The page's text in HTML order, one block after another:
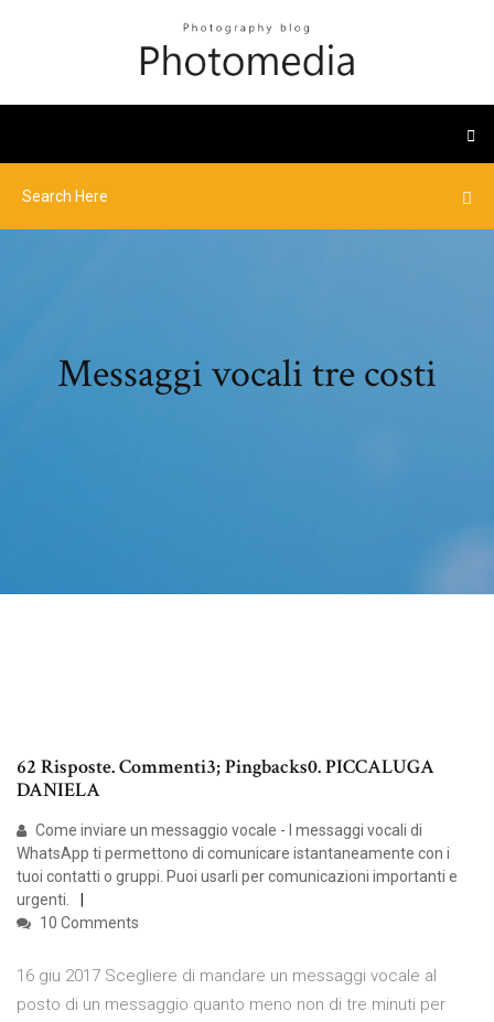
Messaggi vocali tre costi
62 Risposte. Commenti3; Pingbacks0. PICCALUGA
DANIELA
Come inviare un messaggio vocale - I messaggi vocali di
WhatsApp ti permettono di comunicare istantaneamente con i
tuoi contatti o gruppi. Puoi usarli per comunicazioni importanti e
urgenti.
10 Comments
16 giu 2017 Scegliere di mandare un messaggi vocale al
posto di un messaggio quanto meno non di tre minuti per